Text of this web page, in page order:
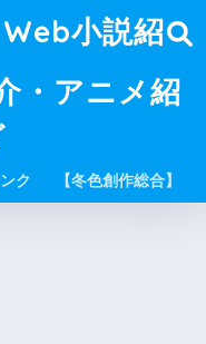
小説紹
・アニメ紹
ク 【冬色創作総合】